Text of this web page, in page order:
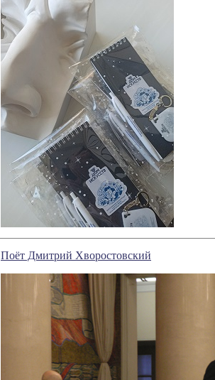
Поёт Дмитрий Хворостовский